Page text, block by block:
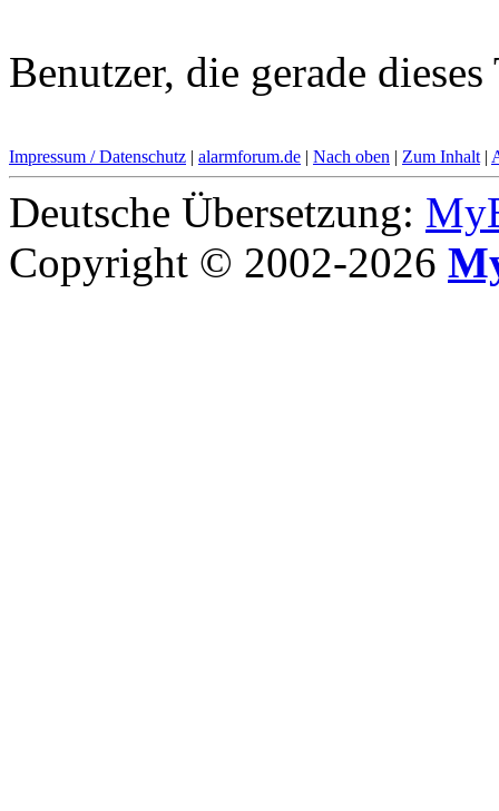
Benutzer, die gerade
Impressum / Datenschutz | alarmforum.de | Nach oben | Zum Inhalt |
Deutsche Übersetzung:
Copyright © 2002-2026